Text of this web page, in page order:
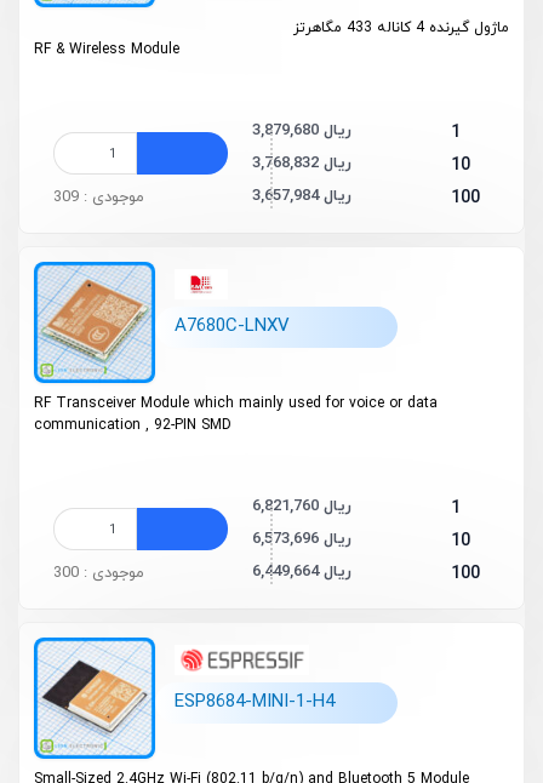
ماژول گیرنده 4 کاناله 433 مگاهرتز
RF & Wireless Module
1 3,879,680 ریال
10 3,768,832 ریال
100 3,657,984 ریال موجودی : 309
A7680C-LNXV
RF Transceiver Module which mainly used for voice or data
communication , 92-PIN SMD
1 6,821,760 ریال
10 6,573,696 ریال
100 6,449,664 ریال موجودی : 300
ESP8684-MINI-1-H4